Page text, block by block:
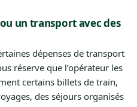
un transport avec des
dépenses de transport
réserve que l’opérateur les
certains billets de train,
des séjours organisés